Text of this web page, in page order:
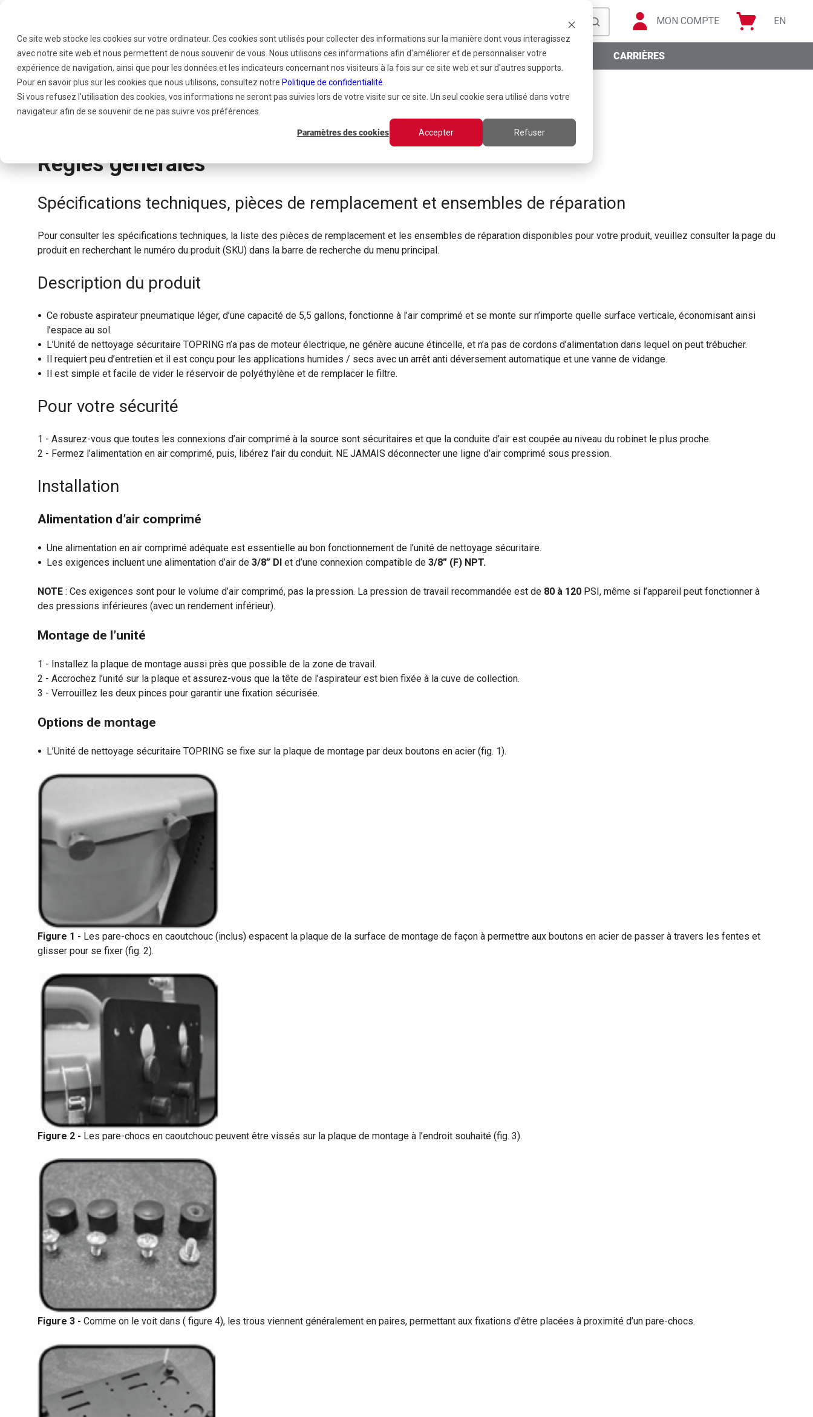
Ce site web stocke les cookies sur votre ordinateur. Ces cookies sont utilisés pour collecter des informations sur la manière dont vous interagissez
avec notre site web et nous permettent de nous souvenir de vous. Nous utilisons ces informations afin d'améliorer et de personnaliser votre
expérience de navigation, ainsi que pour les données et les indicateurs concernant nos visiteurs à la fois sur ce site web et sur d'autres supports.
Pour en savoir plus sur les cookies que nous utilisons, consultez notre Politique de confidentialité
Si vous refusez l'utilisation des cookies, vos informations ne seront pas suivies lors de votre visite sur ce site. Un seul cookie sera utilisé dans votre
navigateur afin de se souvenir de ne pas suivre vos préférences.
Paramètres des cookies Accepter Refuser
MON COMPTE EN
PRODUITS RÉSEAUX D'AIR RESSOURCES CATALOGUES À PROPOS CARRIÈRES
Série 66 - Manuel d'instructions
Règles générales
Spécifications techniques, pièces de remplacement et ensembles de réparation
Pour consulter les spécifications techniques, la liste des pièces de remplacement et les ensembles de réparation disponibles pour votre produit, veuillez consulter la page du
produit en recherchant le numéro du produit (SKU) dans la barre de recherche du menu principal.
Description du produit
Ce robuste aspirateur pneumatique léger, d’une capacité de 5,5 gallons, fonctionne à l’air comprimé et se monte sur n’importe quelle surface verticale, économisant ainsi
l’espace au sol.
L’Unité de nettoyage sécuritaire TOPRING n’a pas de moteur électrique, ne génère aucune étincelle, et n’a pas de cordons d’alimentation dans lequel on peut trébucher.
Il requiert peu d’entretien et il est conçu pour les applications humides / secs avec un arrêt anti déversement automatique et une vanne de vidange.
Il est simple et facile de vider le réservoir de polyéthylène et de remplacer le filtre.
Pour votre sécurité
Assurez-vous que toutes les connexions d’air comprimé à la source sont sécuritaires et que la conduite d’air est coupée au niveau du robinet le plus proche.
Fermez l’alimentation en air comprimé, puis, libérez l’air du conduit. NE JAMAIS déconnecter une ligne d’air comprimé sous pression.
Installation
Alimentation d’air comprimé
Une alimentation en air comprimé adéquate est essentielle au bon fonctionnement de l’unité de nettoyage sécuritaire.
Les exigences incluent une alimentation d’air de 3/8” DI et d’une connexion compatible de 3/8” (F) NPT.
NOTE : Ces exigences sont pour le volume d’air comprimé, pas la pression. La pression de travail recommandée est de 80 à 120 PSI, même si l’appareil peut fonctionner à
des pressions inférieures (avec un rendement inférieur).
Montage de l’unité
Installez la plaque de montage aussi près que possible de la zone de travail.
Accrochez l’unité sur la plaque et assurez-vous que la tête de l’aspirateur est bien fixée à la cuve de collection.
Verrouillez les deux pinces pour garantir une fixation sécurisée.
Options de montage
L’Unité de nettoyage sécuritaire TOPRING se fixe sur la plaque de montage par deux boutons en acier (fig. 1).
Figure 1 - Les pare-chocs en caoutchouc (inclus) espacent la plaque de la surface de montage de façon à permettre aux boutons en acier de passer à travers les fentes et
glisser pour se fixer (fig. 2).
Figure 2 - Les pare-chocs en caoutchouc peuvent être vissés sur la plaque de montage à l’endroit souhaité (fig. 3).
Figure 3 - Comme on le voit dans ( figure 4), les trous viennent généralement en paires, permettant aux fixations d’être placées à proximité d’un pare-chocs.